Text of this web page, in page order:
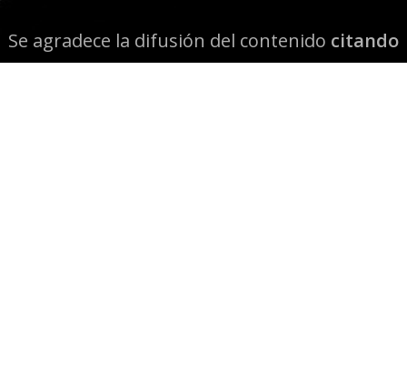
Se agradece la difusión del contenido citando
la fuente www.mapuexpress.org